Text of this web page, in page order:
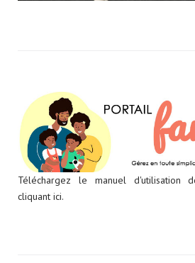
Téléchargez le manuel d'utilisation
cliquant ici.